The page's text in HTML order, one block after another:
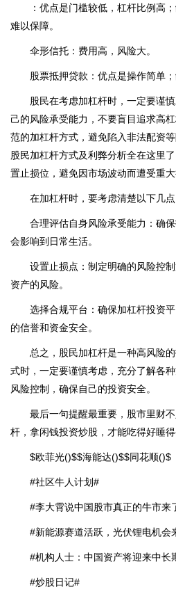
：优点是门槛较低，杠杆比例高
难以保障。
伞形信托：费用高，风险大。
股票抵押贷款：优点是操作简单；
股民在考虑加杠杆时，一定要谨
己的风险承受能力，不要盲目追求高
范的加杠杆方式，避免陷入非法配资
股民加杠杆方式及利弊分析全在这里
置止损位，避免因市场波动而遭受重大
在加杠杆时，要考虑清楚以下几点
合理评估自身风险承受能力：确
会影响到日常生活。
设置止损点：制定明确的风险控
资产的风险。
选择合规平台：确保加杠杆投资
的信誉和资金安全。
总之，股民加杠杆是一种高风险
式时，一定要谨慎考虑，充分了解各
风险控制，确保自己的投资安全。
最后一句提醒最重要，股市里财
杆，拿闲钱投资炒股，才能吃得好睡得
$欧菲光()$$海能达()$$同花顺()$
#社区牛人计划#
#李大霄说中国股市真正的牛市来
#新能源赛道活跃，光伏锂电机会
#机构人士：中国资产将迎来中长
#炒股日记#